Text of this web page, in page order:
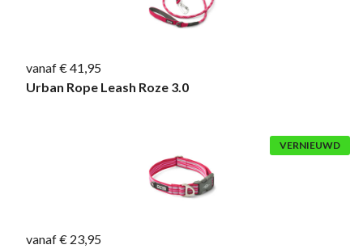
vanaf € 41,95
Urban Rope Leash Roze 3.0
VERNIEUWD
vanaf € 23,95